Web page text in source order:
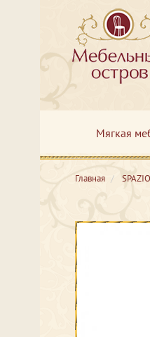
Мягкая
Главная